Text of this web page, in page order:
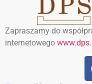
Zapraszamy do
internetowego